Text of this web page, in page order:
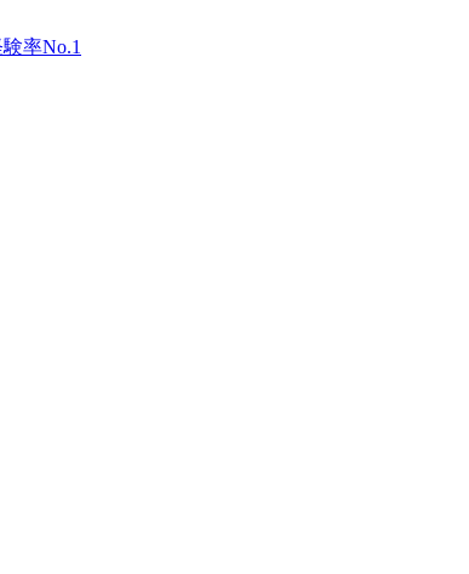
率No.1